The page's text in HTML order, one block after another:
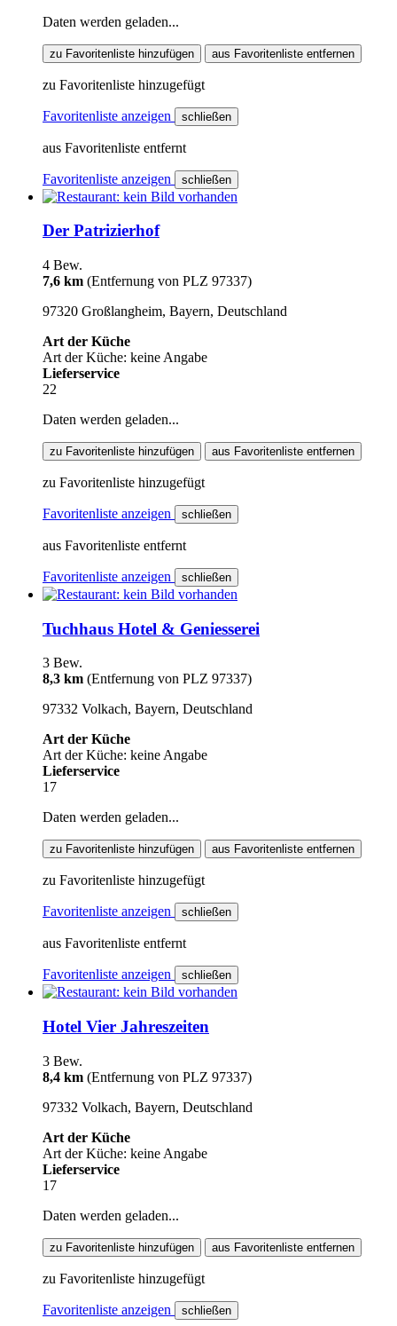
Daten werden geladen...
zu Favoritenliste hinzufügen aus Favoritenliste entfernen
zu Favoritenliste hinzugefügt
Favoritenliste anzeigen schließen
aus Favoritenliste entfernt
Favoritenliste anzeigen schließen
Der Patrizierhof
4 Bew.
7,6 km (Entfernung von PLZ 97337)
97320 Großlangheim, Bayern, Deutschland
Art der Küche
Art der Küche: keine Angabe
Lieferservice
22
Daten werden geladen...
zu Favoritenliste hinzufügen aus Favoritenliste entfernen
zu Favoritenliste hinzugefügt
Favoritenliste anzeigen schließen
aus Favoritenliste entfernt
Favoritenliste anzeigen schließen
Tuchhaus Hotel & Geniesserei
3 Bew.
8,3 km (Entfernung von PLZ 97337)
97332 Volkach, Bayern, Deutschland
Art der Küche
Art der Küche: keine Angabe
Lieferservice
17
Daten werden geladen...
zu Favoritenliste hinzufügen aus Favoritenliste entfernen
zu Favoritenliste hinzugefügt
Favoritenliste anzeigen schließen
aus Favoritenliste entfernt
Favoritenliste anzeigen schließen
Hotel Vier Jahreszeiten
3 Bew.
8,4 km (Entfernung von PLZ 97337)
97332 Volkach, Bayern, Deutschland
Art der Küche
Art der Küche: keine Angabe
Lieferservice
17
Daten werden geladen...
zu Favoritenliste hinzufügen aus Favoritenliste entfernen
zu Favoritenliste hinzugefügt
Favoritenliste anzeigen schließen